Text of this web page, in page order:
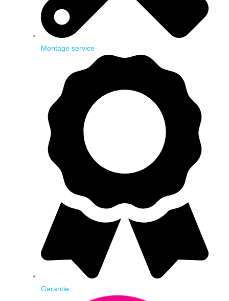
Montage service
Garantie